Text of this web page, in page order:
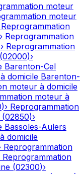
moteur
moteur
Reprogrammation
› Reprogrammation
› Reprogrammation
(02000)›
Barenton-Cel
domicile Barenton-
moteur à domicile
moteur à
)› Reprogrammation
(02850)›
Bassoles-Aulers
domicile
Reprogrammation
Reprogrammation
(02300)›